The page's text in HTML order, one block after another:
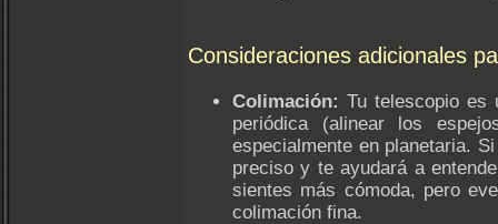
Consideraciones adicionales
Colimación: Tu telescopio es
periódica (alinear los
especialmente en planetaria.
preciso y te ayudará a
sientes más cómoda, pero
colimación fina.